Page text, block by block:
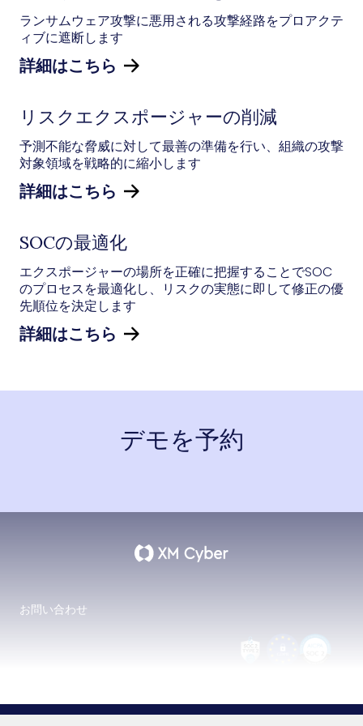
ランサムウェア攻撃に悪用される攻撃経路をプロアクテ
ィブに遮断します
詳細はこちら
リスクエクスポージャーの削減
予測不能な脅威に対して最善の準備を行い、組織の攻撃
対象領域を戦略的に縮小します
詳細はこちら
SOCの最適化
エクスポージャーの場所を正確に把握することでSOC
のプロセスを最適化し、リスクの実態に即して修正の優
先順位を決定します
詳細はこちら
デモを予約
お問い合わせ